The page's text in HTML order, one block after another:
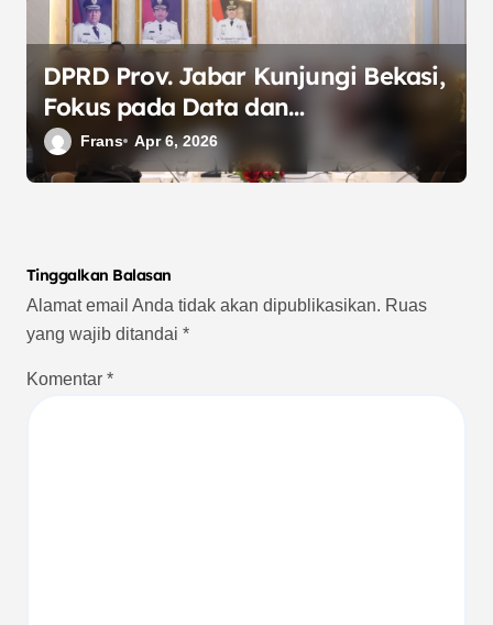
DPRD Prov. Jabar Kunjungi Bekasi,
Fokus pada Data dan
Perkembangan UKM
Frans Apr 6, 2026
Tinggalkan Balasan
Alamat email Anda tidak akan dipublikasikan. Ruas
yang wajib ditandai *
Komentar *